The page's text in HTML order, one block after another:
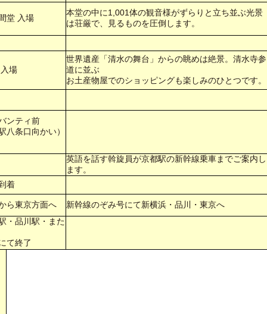
堂 入場
本堂の中に1,001体の観音様がずらりと立ち並ぶ光景
は荘厳で、見るものを圧倒します。
場
世界遺産「清水の舞台」からの眺めは絶景。清水寺参
道に並ぶ
お土産物屋でのショッピングも楽しみのひとつです。
ンティ前
八条口向かい）
英語を話す斡旋員が京都駅の新幹線乗車までご案内し
ます。
着
ら東京方面へ
新幹線のぞみ号にて新横浜・品川・東京へ
・品川駅・また
て終了